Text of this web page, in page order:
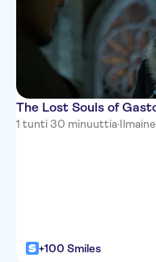
Rosellen Suites
PRE CRUISE
Vancouver
Barclay Hotel
Sandman Suites
(Davie St)
The Lost Souls of
1 tunti 30 minuuttia·
+100 Smiles